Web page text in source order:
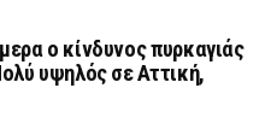
ο κίνδυνος πυρκαγιάς
υψηλός σε Αττική,